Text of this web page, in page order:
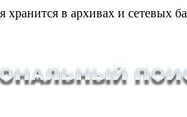
в архивах и сетевых